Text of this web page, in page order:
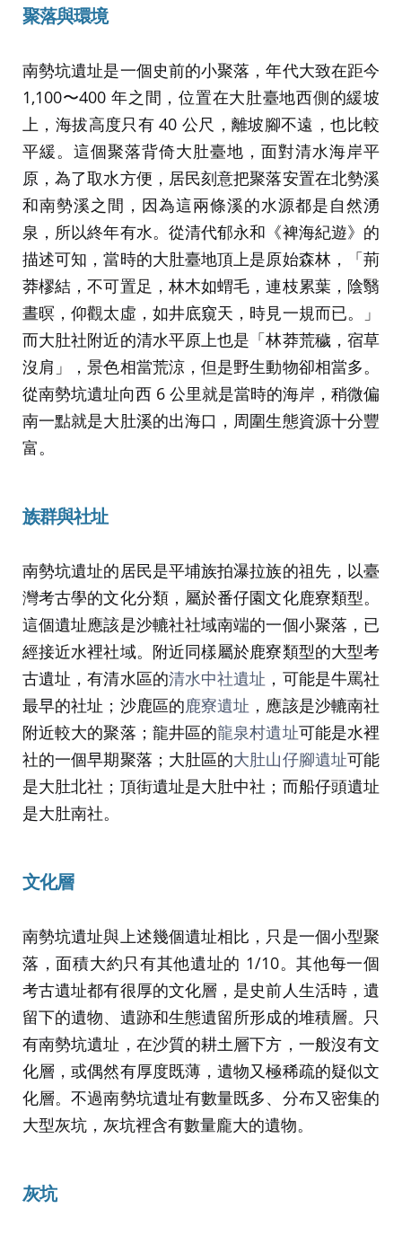
聚落與環境
南勢坑遺址是一個史前的小聚落，年代大致在距今
1,100〜400 年之間，位置在大肚臺地西側的緩坡
上，海拔高度只有 40 公尺，離坡腳不遠，也比較
平緩。這個聚落背倚大肚臺地，面對清水海岸平
原，為了取水方便，居民刻意把聚落安置在北勢溪
和南勢溪之間，因為這兩條溪的水源都是自然湧
泉，所以終年有水。從清代郁永和《裨海紀遊》的
描述可知，當時的大肚臺地頂上是原始森林，「荊
莽樛結，不可置足，林木如蝟毛，連枝累葉，陰翳
晝暝，仰觀太虛，如井底窺天，時見一規而已。」
而大肚社附近的清水平原上也是「林莽荒穢，宿草
沒肩」，景色相當荒涼，但是野生動物卻相當多。
從南勢坑遺址向西 6 公里就是當時的海岸，稍微偏
南一點就是大肚溪的出海口，周圍生態資源十分豐
富。
族群與社址
南勢坑遺址的居民是平埔族拍瀑拉族的祖先，以臺
灣考古學的文化分類，屬於番仔園文化鹿寮類型。
這個遺址應該是沙轆社社域南端的一個小聚落，已
經接近水裡社域。附近同樣屬於鹿寮類型的大型考
古遺址，有清水區的清水中社遺址 ，可能是牛罵社
最早的社址；沙鹿區的鹿寮遺址 ，應該是沙轆南社
附近較大的聚落；龍井區的龍泉村遺址可能是水裡
社的一個早期聚落；大肚區的大肚山仔腳遺址可能
是大肚北社；頂街遺址是大肚中社；而船仔頭遺址
是大肚南社。
文化層
南勢坑遺址與上述幾個遺址相比，只是一個小型聚
落，面積大約只有其他遺址的 1/10。其他每一個
考古遺址都有很厚的文化層，是史前人生活時，遺
留下的遺物、遺跡和生態遺留所形成的堆積層。只
有南勢坑遺址，在沙質的耕土層下方，一般沒有文
化層，或偶然有厚度既薄，遺物又極稀疏的疑似文
化層。不過南勢坑遺址有數量既多、分布又密集的
大型灰坑，灰坑裡含有數量龐大的遺物。
灰坑